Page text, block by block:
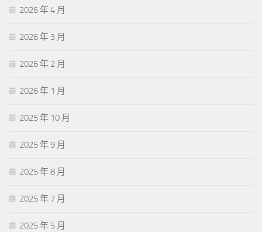
2026 年 4 月
2026 年 3 月
2026 年 2 月
2026 年 1 月
2025 年 10 月
2025 年 9 月
2025 年 8 月
2025 年 7 月
2025 年 5 月